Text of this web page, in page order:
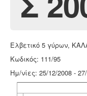
Ελβετικό 5 γύρων,
Κωδικός: 111/95
Ημ/νίες: 25/12/2008 -